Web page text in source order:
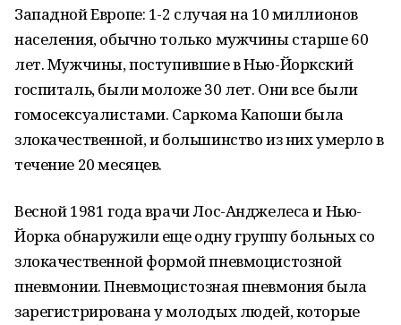
Западной Европе: 1-2 случая на 10 миллионов
населения, обычно только мужчины старше 60
лет. Мужчины, поступившие в Нью-Йоркский
госпиталь, были моложе 30 лет. Они все были
гомосексуалистами. Саркома Капоши была
злокачественной, и большинство из них умерло в
течение 20 месяцев.
Весной 1981 года врачи Лос-Анджелеса и Нью-
Йорка обнаружили еще одну группу больных со
злокачественной формой пневмоцистозной
пневмонии. Пневмоцистозная пневмония была
зарегистрирована у молодых людей, которые